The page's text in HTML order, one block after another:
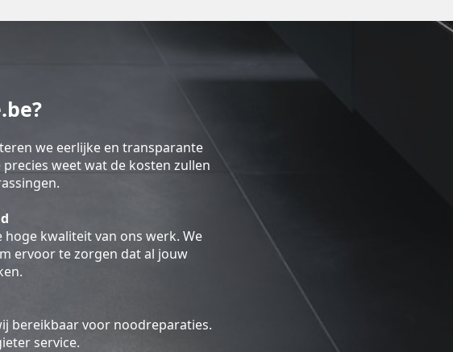
we eerlijke en transparante
weet wat de kosten zullen
kwaliteit van ons werk. We
ervoor te zorgen dat al jouw
bereikbaar voor noodreparaties.
service.